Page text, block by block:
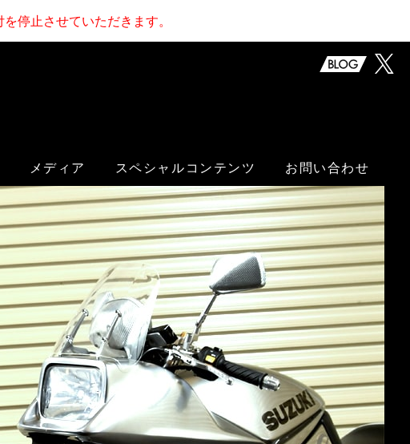
停止させていただきます。
メディア スペシャルコンテンツ お問い合わせ